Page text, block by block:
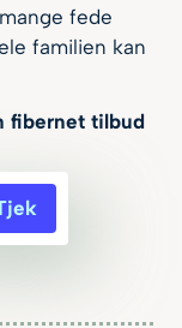
fede
familien kan
fibernet tilbud